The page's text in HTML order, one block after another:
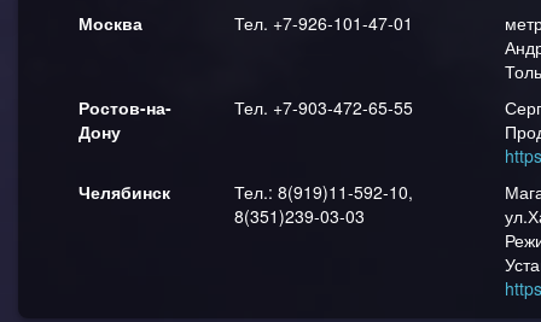
Москва Тел. +7-926-101-47-01
Ростов-на-
Дону
Тел. +7-903-472-65-55
Челябинск
Тел.: 8(919)11-592-10,
8(351)239-03-03